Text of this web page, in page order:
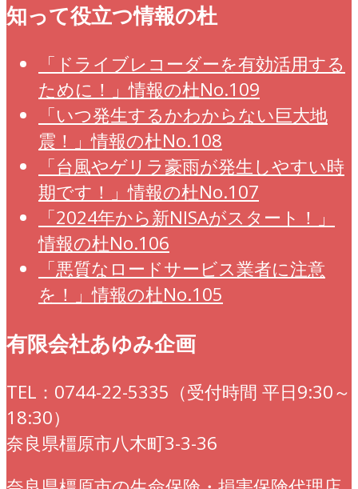
知って役立つ情報の杜
「ドライブレコーダーを有効活用する
ために！」情報の杜No.109
「いつ発生するかわからない巨大地
震！」情報の杜No.108
「台風やゲリラ豪雨が発生しやすい時
期です！」情報の杜No.107
「2024年から新NISAがスタート！」
情報の杜No.106
「悪質なロードサービス業者に注意
を！」情報の杜No.105
有限会社あゆみ企画
TEL：0744-22-5335（受付時間 平日9:30～
18:30）
奈良県橿原市八木町3-3-36